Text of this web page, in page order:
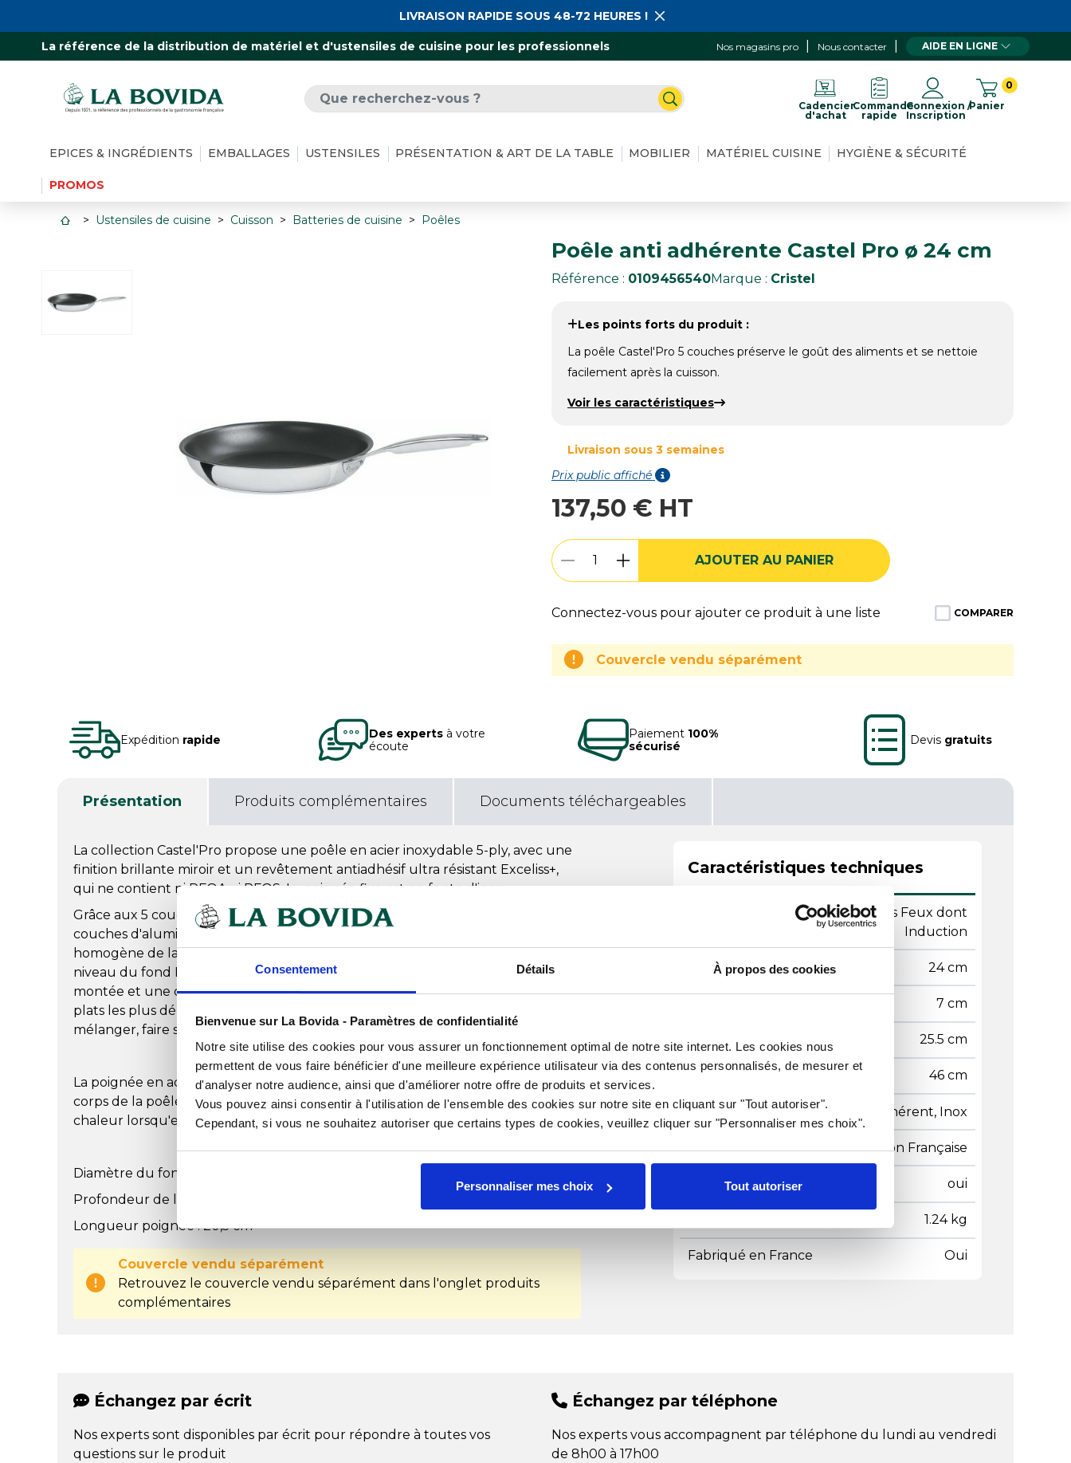
Consentement Détails À propos des cookies
Bienvenue sur La Bovida - Paramètres de confidentialité
Notre site utilise des cookies pour vous assurer un fonctionnement optimal de notre site internet. Les cookies nous
permettent de vous faire bénéficier d'une meilleure expérience utilisateur via des contenus personnalisés, de mesurer et
d'analyser notre audience, ainsi que d'améliorer notre offre de produits et services.
Vous pouvez ainsi consentir à l'utilisation de l'ensemble des cookies sur notre site en cliquant sur "Tout autoriser".
Cependant, si vous ne souhaitez autoriser que certains types de cookies, veuillez cliquer sur "Personnaliser mes choix".
Personnaliser mes choix Tout autoriser
La référence de la distribution de matériel et d'ustensiles de cuisine pour les professionnels Nos magasins pro Nous contacter AIDE EN LIGNE
Cadencier
d'achat
Commande
rapide
Connexion /
Inscription
Panier
0
EPICES & INGRÉDIENTS EMBALLAGES USTENSILES PRÉSENTATION & ART DE LA TABLE MOBILIER MATÉRIEL CUISINE HYGIÈNE & SÉCURITÉ
PROMOS
LIVRAISON RAPIDE SOUS 48-72 HEURES !
Ustensiles de cuisine Cuisson Batteries de cuisine Poêles
Poêle anti adhérente Castel Pro ø 24 cm
Référence : 0109456540Marque : Cristel
Les points forts du produit :
La poêle Castel'Pro 5 couches préserve le goût des aliments et se nettoie
facilement après la cuisson.
Voir les caractéristiques
Livraison sous 3 semaines
Prix public affiché
137,50 € HT
AJOUTER AU PANIER
Connectez-vous pour ajouter ce produit à une liste COMPARER
Couvercle vendu séparément
Expédition rapide Des expertsà votre
écoute
Paiement 100%
sécurisé
Devis gratuits
Présentation Produits complémentaires Documents téléchargeables
La collection Castel'Pro propose une poêle en acier inoxydable 5-ply, avec une
finition brillante miroir et un revêtement antiadhésif ultra résistant Exceliss+,
qui ne contient ni PFOA ni PFOS. La poignée fixe est en fonte d'inox.
Grâce aux 5 couches superposées composées d'acier inoxydable 18/10 et de 3
couches d'aluminium, les poêles Castel'Pro assurent une répartition
homogène de la chaleur dans tout l'ustensile de cuisson, et pas seulement au
niveau du fond Multiply. Cette conception sans fond rapporté permet une
montée et une descente rapide de la température, facilitant ainsi la cuisson des
plats les plus délicats. La forme arrondie unique de l'ustensile est idéale pour
mélanger, faire sauter et cuire.
La poignée en acier inoxydable massif est athermique et solidement fixée au
corps de la poêle grâce aux rivets en acier inoxydable. Elle ne retient pas la
chaleur lorsqu'elle est utilisée sur une plaque vitrocéramique ou à induction.
Diamètre du fond : 18 cm
Profondeur de la cuve : 4 cm
Longueur poignée : 20,5 cm
Couvercle vendu séparément
Retrouvez le couvercle vendu séparément dans l'onglet produits
complémentaires
Caractéristiques techniques
Cuisson tous Feux dont
Induction
Diamètre 24 cm
7 cm
Largeur 25.5 cm
Longueur 46 cm
Matière Anti adhérent, Inox
Origine Fabrication Française
Passage lave-vaisselle oui
1.24 kg
Fabriqué en France Oui
Échangez par écrit
Nos experts sont disponibles par écrit pour répondre à toutes vos
questions sur le produit
Échangez par téléphone
Nos experts vous accompagnent par téléphone du lundi au vendredi
de 8h00 à 17h00